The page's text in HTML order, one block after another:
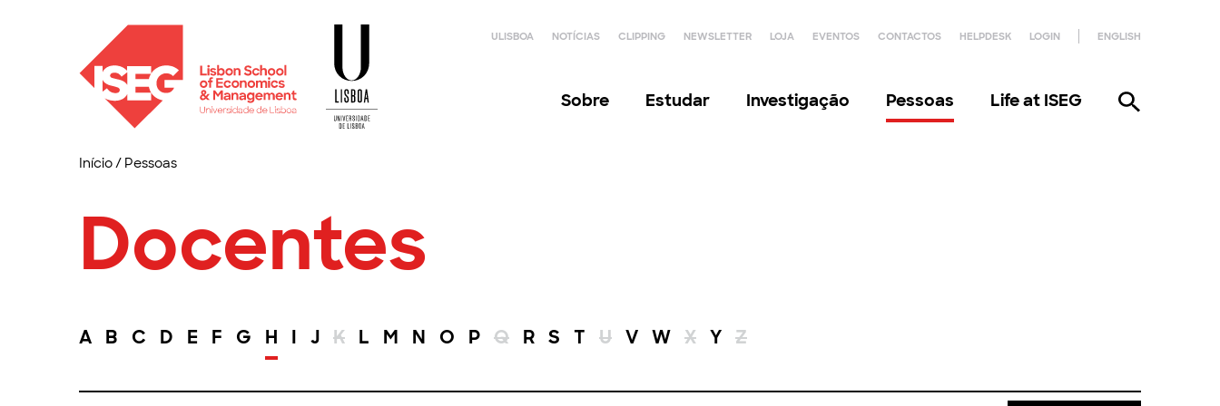
ULISBOA NOTÍCIAS CLIPPING NEWSLETTER LOJA EVENTOS CONTACTOS HELPDESK LOGIN ENGLISH
Sobre Estudar Investigação Pessoas Life at ISEG
Início/ Pessoas
Docentes
A B C D E F G H I J K L M N O P Q R S T U V W X Y Z